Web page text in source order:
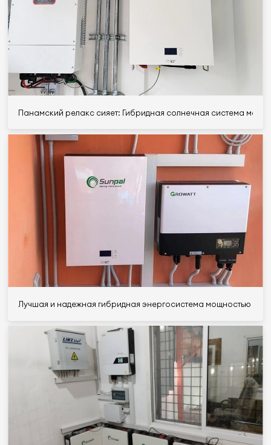
Панамский релакс сияет: Гибридная солнечная система
Лучшая и надежная гибридная энергосистема мощностью 5